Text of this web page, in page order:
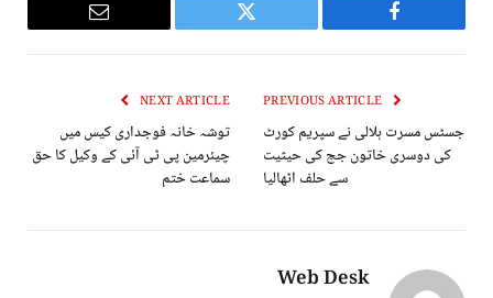
Facebook
Twitter
Email
جسٹس مسرت ہلالی نے سپریم کورٹ
کی دوسری خاتون جج کی حیثیت
سے حلف اٹھالیا
NEXT ARTICLE
توشہ خانہ فوجداری کیس میں
چیئرمین پی ٹی آئی کے وکیل کا حق
سماعت ختم
Web Desk